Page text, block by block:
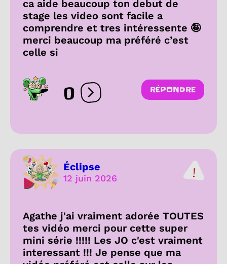
ca aide beaucoup ton debut de
stage les video sont facile a
comprendre et tres intéressente 🤪
merci beaucoup ma préféré c’est
celle si
0 Ouvrir les réactions
RÉPONDRE
Éclipse
12 juin 2026
Agathe j'ai vraiment adorée TOUTES
tes vidéo merci pour cette super
mini série !!!!! Les JO c'est vraiment
interessant !!! Je pense que ma